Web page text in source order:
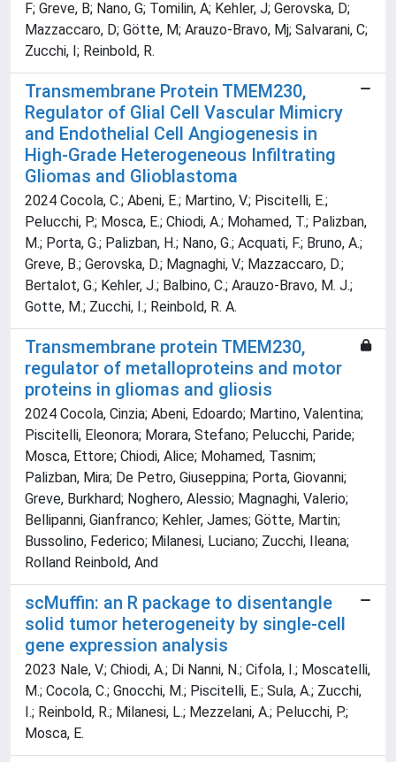
F; Greve, B; Nano, G; Tomilin, A; Kehler, J; Gerovska, D;
Mazzaccaro, D; Götte, M; Arauzo-Bravo, Mj; Salvarani, C;
Zucchi, I; Reinbold, R.
Transmembrane Protein TMEM230,
Regulator of Glial Cell Vascular Mimicry
and Endothelial Cell Angiogenesis in
High-Grade Heterogeneous Infiltrating
Gliomas and Glioblastoma
2024 Cocola, C.; Abeni, E.; Martino, V.; Piscitelli, E.;
Pelucchi, P.; Mosca, E.; Chiodi, A.; Mohamed, T.; Palizban,
M.; Porta, G.; Palizban, H.; Nano, G.; Acquati, F.; Bruno, A.;
Greve, B.; Gerovska, D.; Magnaghi, V.; Mazzaccaro, D.;
Bertalot, G.; Kehler, J.; Balbino, C.; Arauzo-Bravo, M. J.;
Gotte, M.; Zucchi, I.; Reinbold, R. A.
Transmembrane protein TMEM230,
regulator of metalloproteins and motor
proteins in gliomas and gliosis
2024 Cocola, Cinzia; Abeni, Edoardo; Martino, Valentina;
Piscitelli, Eleonora; Morara, Stefano; Pelucchi, Paride;
Mosca, Ettore; Chiodi, Alice; Mohamed, Tasnim;
Palizban, Mira; De Petro, Giuseppina; Porta, Giovanni;
Greve, Burkhard; Noghero, Alessio; Magnaghi, Valerio;
Bellipanni, Gianfranco; Kehler, James; Götte, Martin;
Bussolino, Federico; Milanesi, Luciano; Zucchi, Ileana;
Rolland Reinbold, And
scMuffin: an R package to disentangle
solid tumor heterogeneity by single-cell
gene expression analysis
2023 Nale, V.; Chiodi, A.; Di Nanni, N.; Cifola, I.; Moscatelli,
M.; Cocola, C.; Gnocchi, M.; Piscitelli, E.; Sula, A.; Zucchi,
I.; Reinbold, R.; Milanesi, L.; Mezzelani, A.; Pelucchi, P.;
Mosca, E.